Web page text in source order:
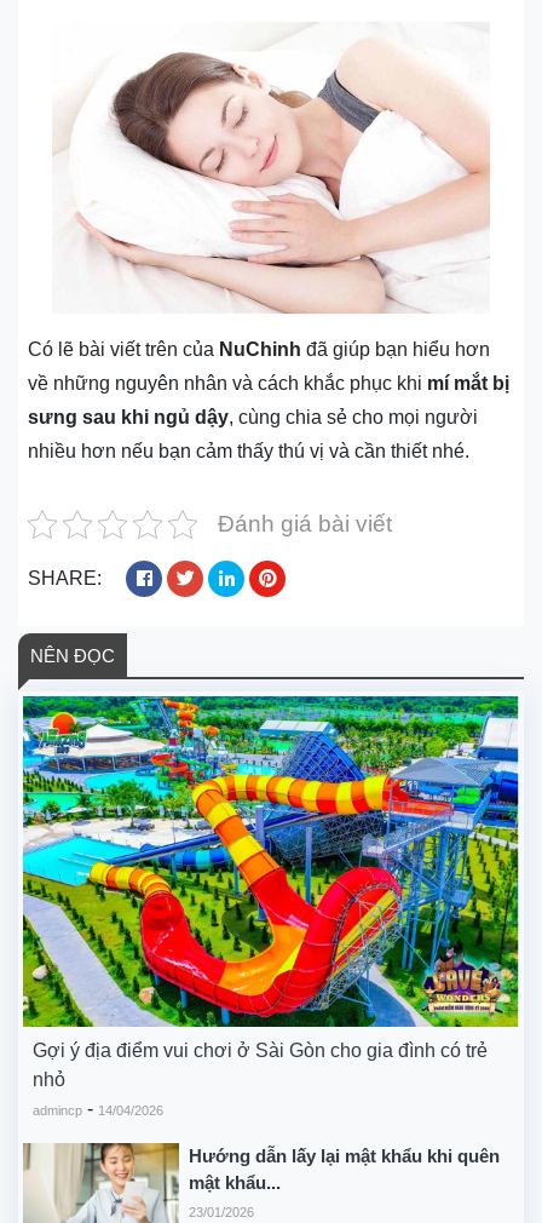
Có lẽ bài viết trên của NuChinh đã giúp bạn hiểu hơn
về những nguyên nhân và cách khắc phục khi mí mắt bị
sưng sau khi ngủ dậy, cùng chia sẻ cho mọi người
nhiều hơn nếu bạn cảm thấy thú vị và cần thiết nhé.
Đánh giá bài viết
SHARE:
NÊN ĐỌC
Gợi ý địa điểm vui chơi ở Sài Gòn cho gia đình có trẻ
nhỏ
admincp - 14/04/2026
Hướng dẫn lấy lại mật khẩu khi quên
mật khẩu...
23/01/2026